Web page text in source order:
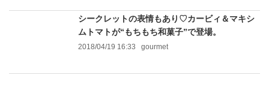
シークレットの表情もあり♡カービィ＆マキシ
ムトマトが“もちもち和菓子”で登場。
2018/04/19 16:33 gourmet